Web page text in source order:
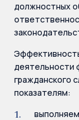
должностных
деятельности
гражданского
показателям: